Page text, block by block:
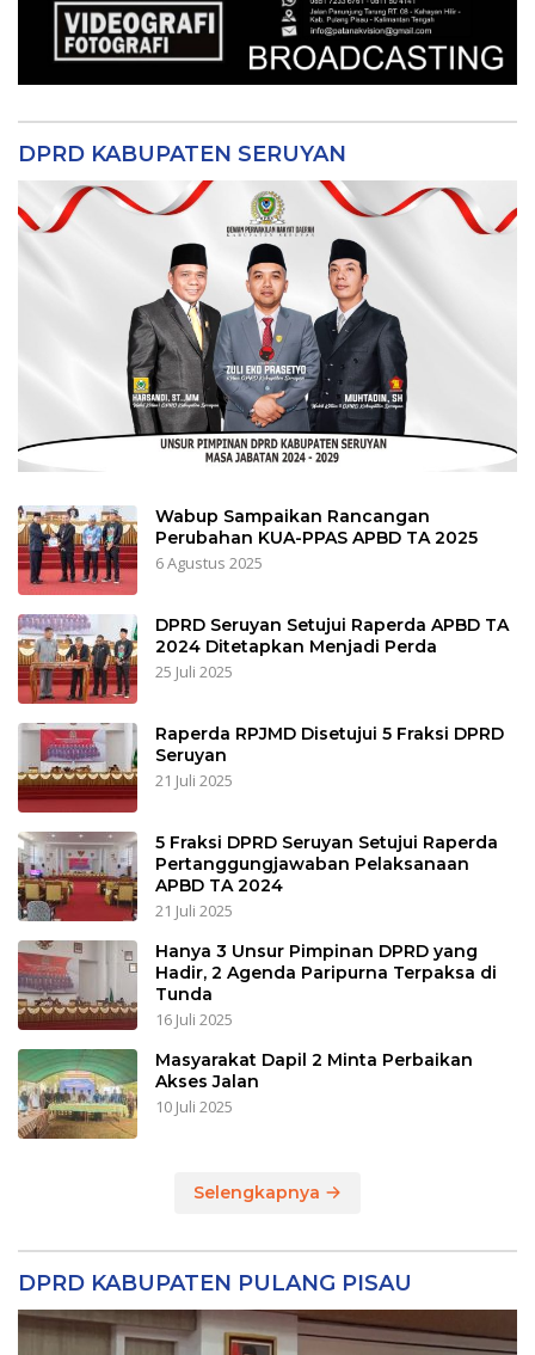
DPRD KABUPATEN SERUYAN
Wabup Sampaikan Rancangan
Perubahan KUA-PPAS APBD TA 2025
6 Agustus 2025
DPRD Seruyan Setujui Raperda APBD TA
2024 Ditetapkan Menjadi Perda
25 Juli 2025
Raperda RPJMD Disetujui 5 Fraksi DPRD
Seruyan
21 Juli 2025
5 Fraksi DPRD Seruyan Setujui Raperda
Pertanggungjawaban Pelaksanaan
APBD TA 2024
21 Juli 2025
Hanya 3 Unsur Pimpinan DPRD yang
Hadir, 2 Agenda Paripurna Terpaksa di
Tunda
16 Juli 2025
Masyarakat Dapil 2 Minta Perbaikan
Akses Jalan
10 Juli 2025
Selengkapnya
DPRD KABUPATEN PULANG PISAU